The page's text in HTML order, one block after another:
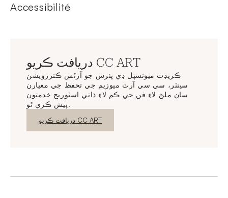
Accessibilité
دريافت ڪريو CC ART
ڪريڊٽ ميونسپل ڊي پئرس جو آرٽس ڪنزرويشن
سينٽر، سي سي آرٽ ميوزيم جي تحفظ جي معيارن
سان ملڻ لاءِ فن جي ڪم لاءِ ذاتي اسٽوريج خدمتون
پيش ڪري ٿو.
نئين ونڊو دريافت ڪريو CC ART